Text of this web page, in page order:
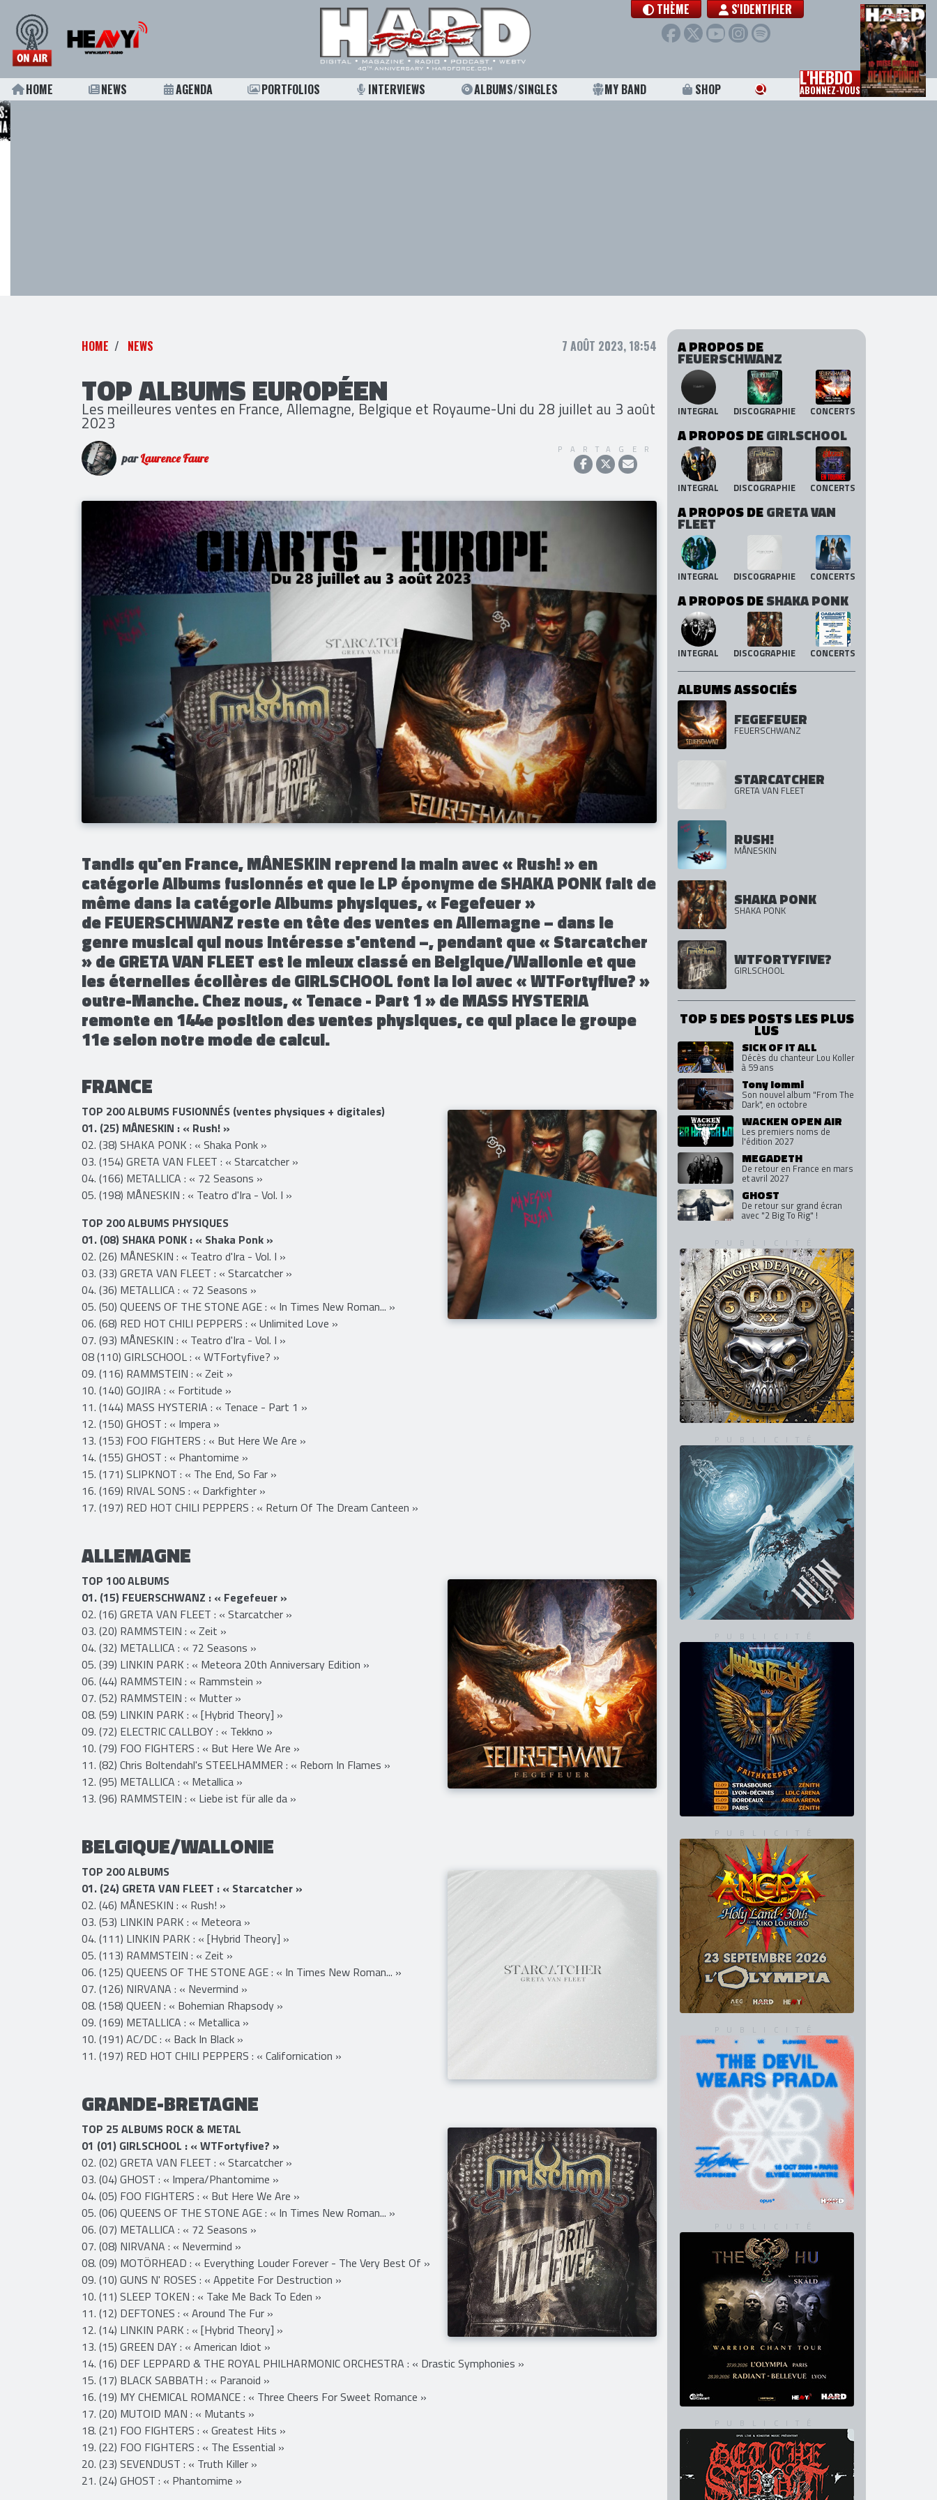
THÈME S'IDENTIFIER
HOME NEWS AGENDA PORTFOLIOS INTERVIEWS ALBUMS/SINGLES MY BAND SHOP L'HEBDO
ABONNEZ-VOUS
HOME NEWS
TOP ALBUMS EUROPÉEN
Les meilleures ventes en France, Allemagne, Belgique et Royaume-Uni du 28 juillet au 3 août
2023
parLaurence Faure
Tandis qu'en France, MÅNESKIN reprend la main avec « Rush! » en
catégorie Albums fusionnés et que le LP éponyme de SHAKA PONK fait de
même dans la catégorie Albums physiques, « Fegefeuer »
de FEUERSCHWANZ reste en tête des ventes en Allemagne – dans le
genre musical qui nous intéresse s'entend –, pendant que « Starcatcher
» de GRETA VAN FLEET est le mieux classé en Belgique/Wallonie et que
les éternelles écolières de GIRLSCHOOL font la loi avec « WTFortyfive? »
outre-Manche. Chez nous, « Tenace - Part 1 » de MASS HYSTERIA
11e selon notre mode de calcul.
FRANCE
TOP 200 ALBUMS FUSIONNÉS (ventes physiques + digitales)
01. (25) MÅNESKIN : « Rush! »
02. (38) SHAKA PONK : « Shaka Ponk »
03. (154) GRETA VAN FLEET : « Starcatcher »
04. (166) METALLICA : « 72 Seasons »
05. (198) MÅNESKIN : « Teatro d'Ira - Vol. I »
TOP 200 ALBUMS PHYSIQUES
01. (08) SHAKA PONK : « Shaka Ponk »
02. (26) MÅNESKIN : « Teatro d'Ira - Vol. I »
03. (33) GRETA VAN FLEET : « Starcatcher »
04. (36) METALLICA : « 72 Seasons »
05. (50) QUEENS OF THE STONE AGE : « In Times New Roman... »
06. (68) RED HOT CHILI PEPPERS : « Unlimited Love »
07. (93) MÅNESKIN : « Teatro d'Ira - Vol. I »
08 (110) GIRLSCHOOL : « WTFortyfive? »
09. (116) RAMMSTEIN : « Zeit »
10. (140) GOJIRA : « Fortitude »
11. (144) MASS HYSTERIA : « Tenace - Part 1 »
12. (150) GHOST : « Impera »
13. (153) FOO FIGHTERS : « But Here We Are »
14. (155) GHOST : « Phantomime »
15. (171) SLIPKNOT : « The End, So Far »
17. (197) RED HOT CHILI PEPPERS : « Return Of The Dream Canteen »
ALLEMAGNE
TOP 100 ALBUMS
01. (15) FEUERSCHWANZ : « Fegefeuer »
02. (16) GRETA VAN FLEET : « Starcatcher »
03. (20) RAMMSTEIN : « Zeit »
​04. (32) METALLICA : « 72 Seasons »
05. (39) LINKIN PARK : « Meteora 20th Anniversary Edition »
06. (44) RAMMSTEIN : « Rammstein »
07. (52) RAMMSTEIN : « Mutter »
08. (59) LINKIN PARK : « [Hybrid Theory] »
09. (72) ELECTRIC CALLBOY : « Tekkno »
10. (79) FOO FIGHTERS : « But Here We Are »
11. (82) Chris Boltendahl's STEELHAMMER : « Reborn In Flames »
13. (96) RAMMSTEIN : « Liebe ist für alle da »
BELGIQUE/WALLONIE
TOP 200 ALBUMS
01. (24) GRETA VAN FLEET : « Starcatcher »
02. (46) MÅNESKIN : « Rush! »
03. (53) LINKIN PARK : « Meteora »
04. (111) LINKIN PARK : « [Hybrid Theory] »
05. (113) RAMMSTEIN : « Zeit »
06. (125) QUEENS OF THE STONE AGE : « In Times New Roman... »
07. (126) NIRVANA : « Nevermind »
08. (158) QUEEN : « Bohemian Rhapsody »
09. (169) METALLICA : « Metallica »
11. (197) RED HOT CHILI PEPPERS : « Californication »
GRANDE-BRETAGNE
​TOP 25 ALBUMS ROCK & METAL
01 (01) GIRLSCHOOL : « WTFortyfive? »
02. (02) GRETA VAN FLEET : « Starcatcher »
03. (04) GHOST : « Impera/Phantomime »
04. (05) FOO FIGHTERS : « But Here We Are »
05. (06) QUEENS OF THE STONE AGE : « In Times New Roman... »
06. (07) METALLICA : « 72 Seasons »
07. (08) NIRVANA : « Nevermind »
08. (09) MOTÖRHEAD : « Everything Louder Forever - The Very Best Of »
09. (10) GUNS N' ROSES : « Appetite For Destruction »
10. (11) SLEEP TOKEN : « Take Me Back To Eden »
11. (12) DEFTONES : « Around The Fur »
12. (14) LINKIN PARK : « [Hybrid Theory] »
13. (15) GREEN DAY : « American Idiot »
14. (16) DEF LEPPARD & THE ROYAL PHILHARMONIC ORCHESTRA : « Drastic Symphonies »
15. (17) BLACK SABBATH : « Paranoid »
16. (19) MY CHEMICAL ROMANCE : « Three Cheers For Sweet Romance »
17. (20) MUTOID MAN : « Mutants »
18. (21) FOO FIGHTERS : « Greatest Hits »
19. (22) FOO FIGHTERS : « The Essential »
A PROPOS DE
FEUERSCHWANZ
INTEGRAL DISCOGRAPHIE CONCERTS
A PROPOS DEGIRLSCHOOL
INTEGRAL
A PROPOS DEGRETA VAN
FLEET
INTEGRAL DISCOGRAPHIE CONCERTS
A PROPOS DESHAKA PONK
INTEGRAL DISCOGRAPHIE
ALBUMS ASSOCIÉS
FEUERSCHWANZ
GRETA VAN FLEET
MÅNESKIN
SHAKA PONK
WTFORTYFIVE?
GIRLSCHOOL
TOP 5 DES POSTS LES PLUS
LUS
SICK OF IT ALL
Décès du chanteur Lou Koller
à 59 ans
Tony Iommi
Son nouvel album "From The
Dark", en octobre
WACKEN OPEN AIR
Les premiers noms de
l'édition 2027
MEGADETH
De retour en France en mars
et avril 2027
GHOST
De retour sur grand écran
avec "2 Big To Rig" !